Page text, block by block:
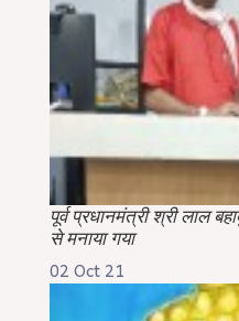
पूर्व प्रधानमंत्री श्री लाल
से मनाया गया
02 Oct 21